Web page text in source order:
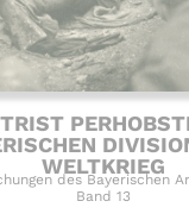
WELTKRIEG
des Bayerischen
Band 13